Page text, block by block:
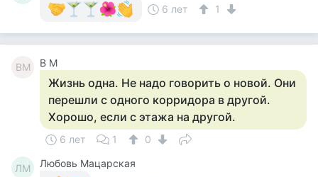
6 лет
1
ВМ В М
Жизнь одна. Не надо говорить о новой. Они
перешли с одного корридора в другой.
Хорошо, если с этажа на другой.
6 лет 1 0
ЛМ
Любовь Мацарская